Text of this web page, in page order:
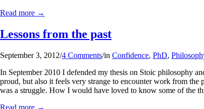
Read more →
Lessons from the past
September 3, 2012/4 Comments/in Confidence, PhD,
In September 2010 I defended my thesis on Stoic philosophy
proud, but also it feels very strange to encounter work from
was a struggle. How I would have loved to know some of the